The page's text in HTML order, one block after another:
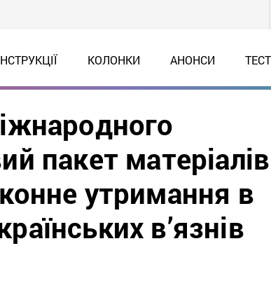
КОЛОНКИ АНОНСИ
пакет матеріалів
утримання в
в’язнів